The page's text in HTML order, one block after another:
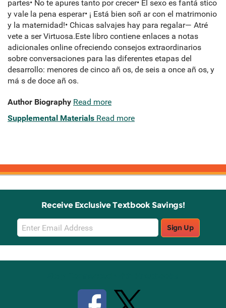
partes• No te apures tanto por crecer• El sexo es fantá stico
y vale la pena esperar• ¡ Está bien soñ ar con el matrimonio
y la maternidad!• Chicas salvajes hay para regalar— Atré
vete a ser Virtuosa.Este libro contiene enlaces a notas
adicionales online ofreciendo consejos extraordinarios
sobre conversaciones para las diferentes etapas del
desarrollo: menores de cinco añ os, de seis a once añ os, y
má s de doce añ os.
Author Biography Read more
Supplemental Materials Read more
Receive Exclusive Textbook Savings!
Email
Sign
Up
Sign Up